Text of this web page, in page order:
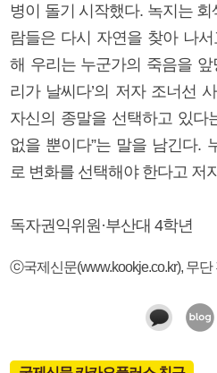
병이 돌기 시작했다. 녹지는
람들은 다시 자연을 찾아 나
해 우리는 누군가의 죽음을 앞
리가 날씨다’의 저자 조너선
자신의 종말을 선택하고 있다
없을 뿐이다”는 말을 남긴다.
로 변화를 선택해야 한다고 저
독자권익위원·부산대 4학년
ⓒ국제신문(www.kookje.co.kr), 무단